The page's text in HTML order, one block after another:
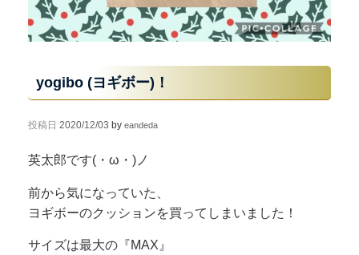
yogibo (ヨギボー)！
投稿日 2020/12/03 by eandeda
英太郎です(・ω・)ノ
前から気になっていた、
ヨギボーのクッションを買ってしまいました！
サイズは最大の『MAX』